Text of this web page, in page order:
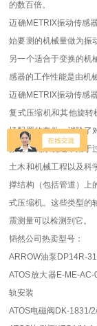
的数百倍。
迈确METRIX振动传感
始要测的机械量做为振
另一个适合于变换的机
感器的工作性能是由机
迈确METRIX振动传感
复式压缩机和其他旋
场配置的套件，消除了
振动检测系统通常用
土木和机械工程以及科
撑结构（包括管道）上
式压缩机。这些类型的
震测量可以检测到它。
韬然公司热卖型号：
ARROW油泵DP14R-
ATOS放大器E-ME-
轨安装
ATOS电磁阀DK-1831/